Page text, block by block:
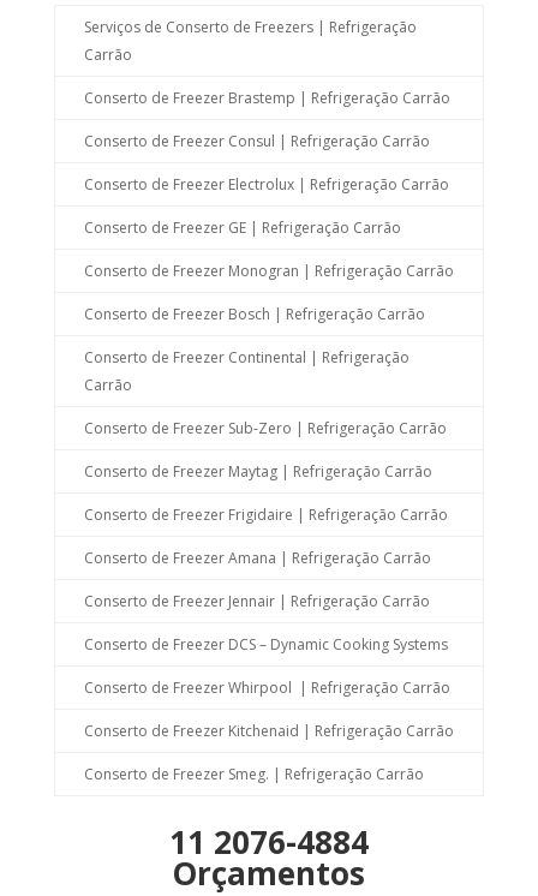
Serviços de Conserto de Freezers | Refrigeração
Carrão
Conserto de Freezer Brastemp | Refrigeração Carrão
Conserto de Freezer Consul | Refrigeração Carrão
Conserto de Freezer Electrolux | Refrigeração Carrão
Conserto de Freezer GE | Refrigeração Carrão
Conserto de Freezer Monogran | Refrigeração Carrão
Conserto de Freezer Bosch | Refrigeração Carrão
Conserto de Freezer Continental | Refrigeração
Carrão
Conserto de Freezer Sub-Zero | Refrigeração Carrão
Conserto de Freezer Maytag | Refrigeração Carrão
Conserto de Freezer Frigidaire | Refrigeração Carrão
Conserto de Freezer Amana | Refrigeração Carrão
Conserto de Freezer Jennair | Refrigeração Carrão
Conserto de Freezer DCS – Dynamic Cooking Systems
Conserto de Freezer Whirpool | Refrigeração Carrão
Conserto de Freezer Kitchenaid | Refrigeração Carrão
Conserto de Freezer Smeg. | Refrigeração Carrão
11 2076-4884
Orçamentos